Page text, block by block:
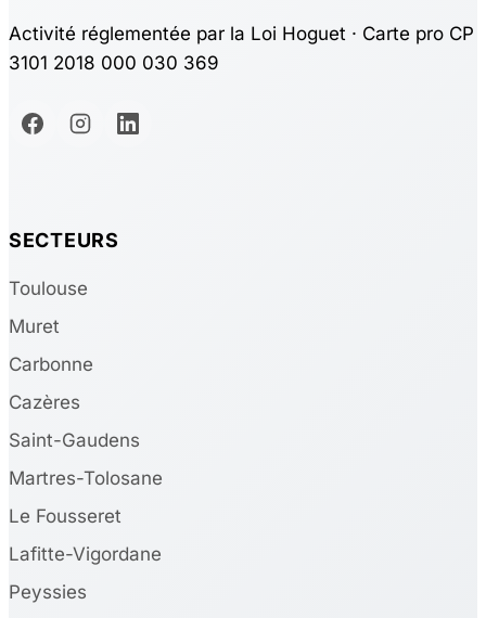
Activité réglementée par la Loi Hoguet · Carte pro CP
3101 2018 000 030 369
SECTEURS
Toulouse
Muret
Carbonne
Cazères
Saint-Gaudens
Martres-Tolosane
Le Fousseret
Lafitte-Vigordane
Peyssies